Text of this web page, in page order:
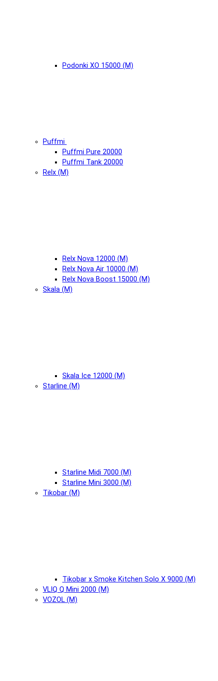
Podonki XO 15000 (М)
Puffmi
Puffmi Pure 20000
Puffmi Tank 20000
Relx (М)
Relx Nova 12000 (М)
Relx Nova Air 10000 (М)
Relx Nova Boost 15000 (М)
Skala (М)
Skala Ice 12000 (М)
Starline (М)
Starline Midi 7000 (М)
Starline Mini 3000 (М)
Tikobar (М)
Tikobar x Smoke Kitchen Solo X 9000 (М)
VLIQ Q Mini 2000 (М)
VOZOL (М)